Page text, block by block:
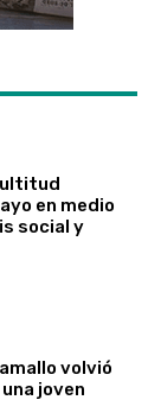
en medio
social y
volvió
joven